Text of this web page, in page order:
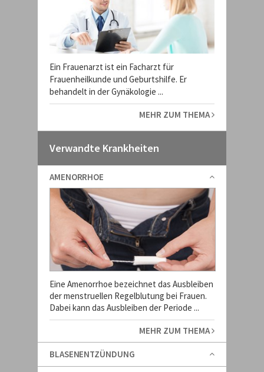
Ein Frauenarzt ist ein Facharzt für
Frauenheilkunde und Geburtshilfe. Er
behandelt in der Gynäkologie ...
MEHR ZUM THEMA
Verwandte Krankheiten
AMENORRHOE
Eine Amenorrhoe bezeichnet das Ausbleiben
der menstruellen Regelblutung bei Frauen.
Dabei kann das Ausbleiben der Periode ...
MEHR ZUM THEMA
BLASENENTZÜNDUNG